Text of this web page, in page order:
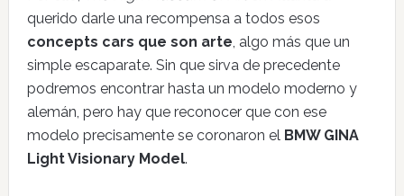
querido darle una recompensa a todos esos
concepts cars que son arte, algo más que un
simple escaparate. Sin que sirva de precedente
podremos encontrar hasta un modelo moderno y
alemán, pero hay que reconocer que con ese
modelo precisamente se coronaron el BMW GINA
Light Visionary Model.